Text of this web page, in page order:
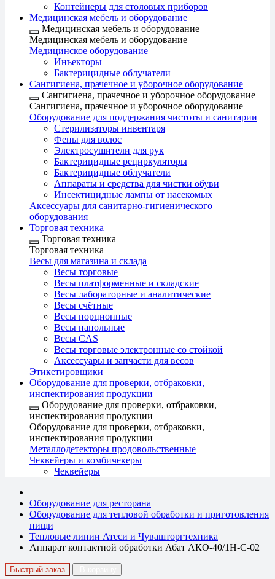
Контейнеры для столовых приборов
Медицинская мебель и оборудование
Медицинская мебель и оборудование
Медицинская мебель и оборудование
Медицинское оборудование
Инъекторы
Бактерицидные облучатели
Сангигиена, прачечное и уборочное оборудование
Сангигиена, прачечное и уборочное оборудование
Сангигиена, прачечное и уборочное оборудование
Оборудование для поддержания чистоты и санитарии
Стерилизаторы инвентаря
Фены для волос
Электросушители для рук
Бактерицидные рециркуляторы
Бактерицидные облучатели
Аппараты и средства для чистки обуви
Инсектицидные лампы от насекомых
Аксессуары для санитарно-гигиенического
оборудования
Торговая техника
Торговая техника
Торговая техника
Весы для магазина и склада
Весы торговые
Весы платформенные и складские
Весы лабораторные и аналитические
Весы счётные
Весы порционные
Весы напольные
Весы CAS
Весы торговые электронные со стойкой
Аксессуары и запчасти для весов
Этикетировщики
Оборудование для проверки, отбраковки,
инспектирования продукции
Оборудование для проверки, отбраковки,
инспектирования продукции
Оборудование для проверки, отбраковки,
инспектирования продукции
Металлодетекторы продовольственные
Чеквейеры и комбичекеры
Чеквейеры
Оборудование для ресторана
Оборудование для тепловой обработки и приготовления
пищи
Тепловые линии Атеси и Чувашторгтехника
Аппарат контактной обработки Абат АКО-40/1Н-С-02
Быстрый заказ